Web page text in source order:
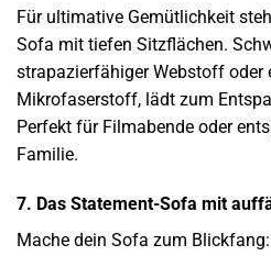
Für ultimative Gemütlichkeit
Sofa mit tiefen Sitzflächen.
strapazierfähiger Webstoff oder
Mikrofaserstoff, lädt zum
Perfekt für Filmabende oder
Familie.
7. Das Statement-Sofa mit
Mache dein Sofa zum